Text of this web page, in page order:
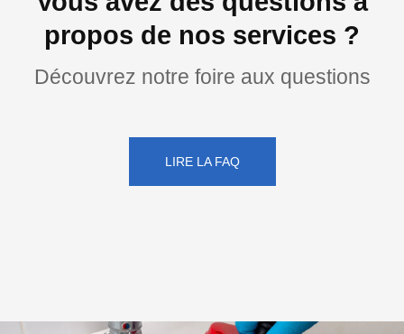
propos de nos services ?
Découvrez notre foire aux questions
LIRE LA FAQ